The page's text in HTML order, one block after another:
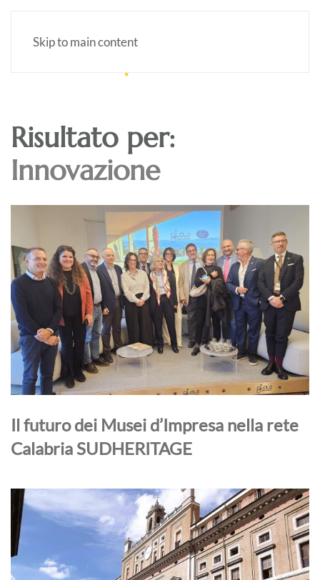
Skip to main content
Risultato per:
Innovazione
Il futuro dei Musei d’Impresa nella rete
Calabria SUDHERITAGE